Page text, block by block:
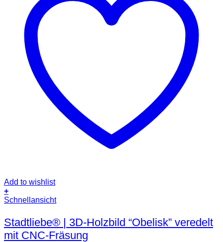
Add to wishlist
+
Dieses
weist
mehrere
Varianten
Schnellansicht
Stadtliebe® | 3D-Holzbild “Obelisk” veredelt
mit CNC-Fräsung